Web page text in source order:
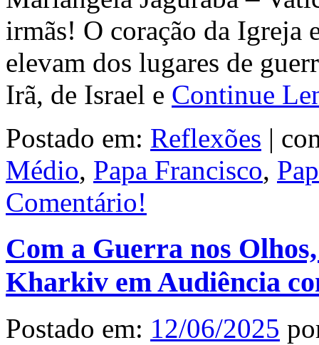
irmãs! O coração da Igreja
elevam dos lugares de
Irã, de Israel e Continue
Postado em: Reflexões |
Médio, Papa Francisco,
Comentário!
Com a Guerra nos
Kharkiv em Audiência
Postado em: 12/06/2025